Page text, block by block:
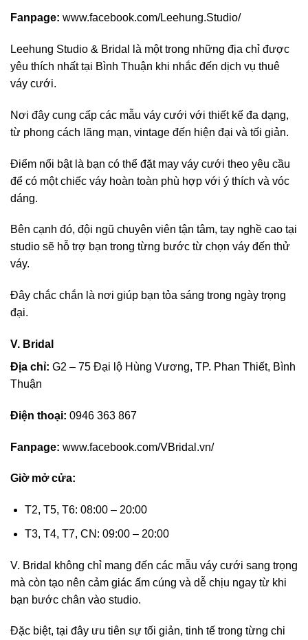
Fanpage: www.facebook.com/Leehung.Studio/
Leehung Studio & Bridal là một trong những địa chỉ được
yêu thích nhất tại Bình Thuận khi nhắc đến dịch vụ thuê
váy cưới.
Nơi đây cung cấp các mẫu váy cưới với thiết kế đa dạng,
từ phong cách lãng mạn, vintage đến hiện đại và tối giản.
Điểm nổi bật là bạn có thể đặt may váy cưới theo yêu cầu
để có một chiếc váy hoàn toàn phù hợp với ý thích và vóc
dáng.
Bên cạnh đó, đội ngũ chuyên viên tận tâm, tay nghề cao tại
studio sẽ hỗ trợ bạn trong từng bước từ chọn váy đến thử
váy.
Đây chắc chắn là nơi giúp bạn tỏa sáng trong ngày trọng
đại.
V. Bridal
Địa chỉ: G2 – 75 Đại lộ Hùng Vương, TP. Phan Thiết, Bình
Thuận
Điện thoại: 0946 363 867
Fanpage: www.facebook.com/VBridal.vn/
Giờ mở cửa:
T2, T5, T6: 08:00 – 20:00
T3, T4, T7, CN: 09:00 – 20:00
V. Bridal không chỉ mang đến các mẫu váy cưới sang trọng
mà còn tạo nên cảm giác ấm cúng và dễ chịu ngay từ khi
bạn bước chân vào studio.
Đặc biệt, tại đây ưu tiên sự tối giản, tinh tế trong từng chi